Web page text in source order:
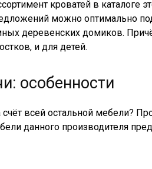
кроватей в каталоге
можно оптимально
деревенских домиков.
и для детей.
особенности
всей остальной мебели?
данного производителя